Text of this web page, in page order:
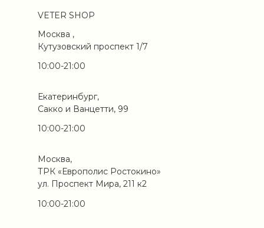
10:00-21:00
Москва,
ТРК «Европолис Ростокино»
ул. Проспект Мира, 211 к2
10:00-21:00
Екатеринбург,
Сакко и Ванцетти, 99
VETER SHOP
Москва ,
Кутузовский проспект 1/7
10:00-21:00